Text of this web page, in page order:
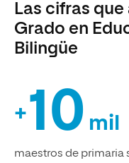
Las cifras
Grado en
Bilingüe
+10 mil
maestros de primaria